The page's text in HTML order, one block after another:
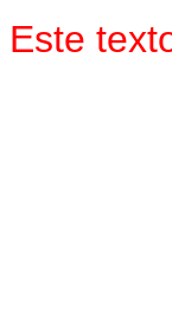
Este